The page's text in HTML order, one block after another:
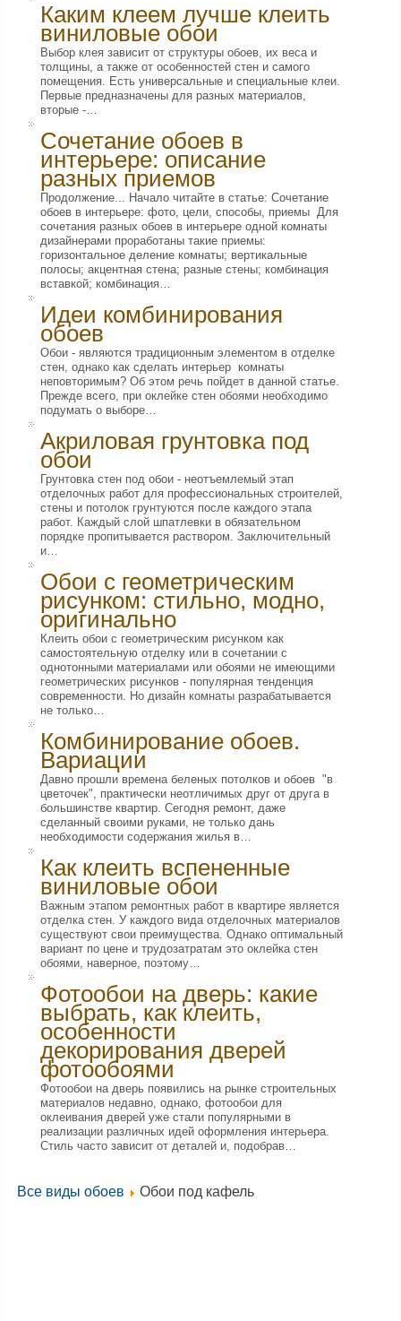
Каким клеем лучше клеить
виниловые обои
Выбор клея зависит от структуры обоев, их веса и
толщины, а также от особенностей стен и самого
помещения. Есть универсальные и специальные клеи.
Первые предназначены для разных материалов,
вторые -…
Сочетание обоев в
интерьере: описание
разных приемов
Продолжение... Начало читайте в статье: Сочетание
обоев в интерьере: фото, цели, способы, приемы Для
сочетания разных обоев в интерьере одной комнаты
дизайнерами проработаны такие приемы:
горизонтальное деление комнаты; вертикальные
полосы; акцентная стена; разные стены; комбинация
вставкой; комбинация…
Идеи комбинирования
обоев
Обои - являются традиционным элементом в отделке
стен, однако как сделать интерьер комнаты
неповторимым? Об этом речь пойдет в данной статье.
Прежде всего, при оклейке стен обоями необходимо
подумать о выборе…
Акриловая грунтовка под
обои
Грунтовка стен под обои - неотъемлемый этап
отделочных работ для профессиональных строителей,
стены и потолок грунтуются после каждого этапа
работ. Каждый слой шпатлевки в обязательном
порядке пропитывается раствором. Заключительный
и…
Обои с геометрическим
рисунком: стильно, модно,
оригинально
Клеить обои с геометрическим рисунком как
самостоятельную отделку или в сочетании с
однотонными материалами или обоями не имеющими
геометрических рисунков - популярная тенденция
современности. Но дизайн комнаты разрабатывается
не только…
Комбинирование обоев.
Вариации
Давно прошли времена беленых потолков и обоев "в
цветочек", практически неотличимых друг от друга в
большинстве квартир. Сегодня ремонт, даже
сделанный своими руками, не только дань
необходимости содержания жилья в…
Как клеить вспененные
виниловые обои
Важным этапом ремонтных работ в квартире является
отделка стен. У каждого вида отделочных материалов
существуют свои преимущества. Однако оптимальный
вариант по цене и трудозатратам это оклейка стен
обоями, наверное, поэтому…
Фотообои на дверь: какие
выбрать, как клеить,
особенности
декорирования дверей
фотообоями
Фотообои на дверь появились на рынке строительных
материалов недавно, однако, фотообои для
оклеивания дверей уже стали популярными в
реализации различных идей оформления интерьера.
Стиль часто зависит от деталей и, подобрав…
Все виды обоев Обои под кафель